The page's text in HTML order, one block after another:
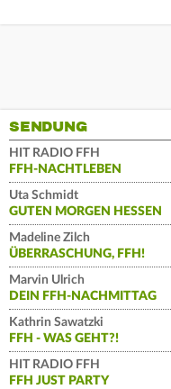
SENDUNG
HIT RADIO FFH
FFH-NACHTLEBEN
Uta Schmidt
GUTEN MORGEN HESSEN
Madeline Zilch
ÜBERRASCHUNG, FFH!
Marvin Ulrich
DEIN FFH-NACHMITTAG
Kathrin Sawatzki
FFH - WAS GEHT?!
HIT RADIO FFH
FFH JUST PARTY